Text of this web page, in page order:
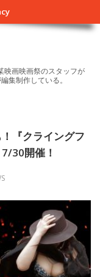
映画映画祭のスタッフが
集制作している。
『クライングフ
30開催！